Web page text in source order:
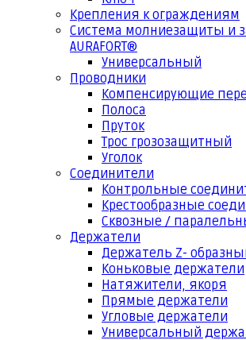
Крепления к ограждениям
Система молниезащиты и
AURAFORT®
Универсальный
Проводники
Компенсирующие
Полоса
Пруток
Трос грозозащитный
Уголок
Соединители
Контрольные
Крестообразные
Сквозные /
Держатели
Держатель Z-
Коньковые держатели
Натяжители, якоря
Прямые держатели
Угловые держатели
Универсальный